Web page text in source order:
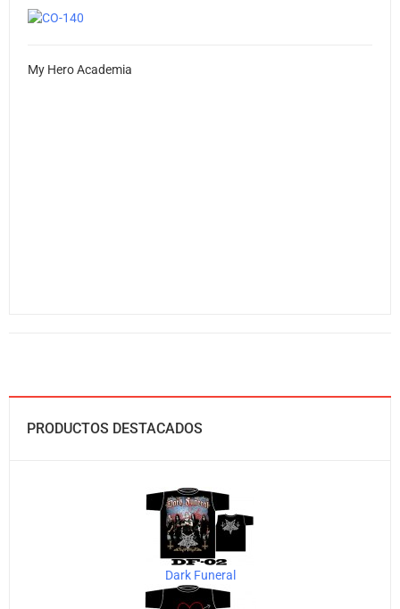
My Hero Academia
PRODUCTOS DESTACADOS
Dark Funeral